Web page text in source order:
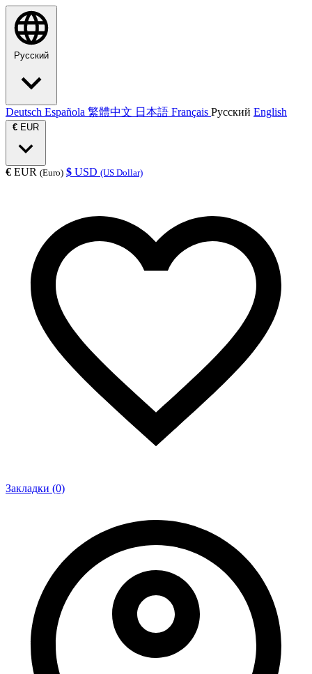
Русский
Deutsch Española 繁體中文 日本語 Français Русский English
€ EUR
€ EUR (Euro) $ USD (US Dollar)
Закладки (0)